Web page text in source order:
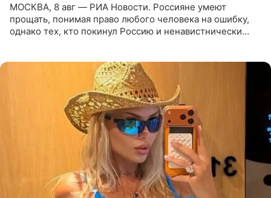
МОСКВА, 8 авг — РИА Новости. Россияне умеют
прощать, понимая право любого человека на ошибку,
однако тех, кто покинул Россию и ненавистнически